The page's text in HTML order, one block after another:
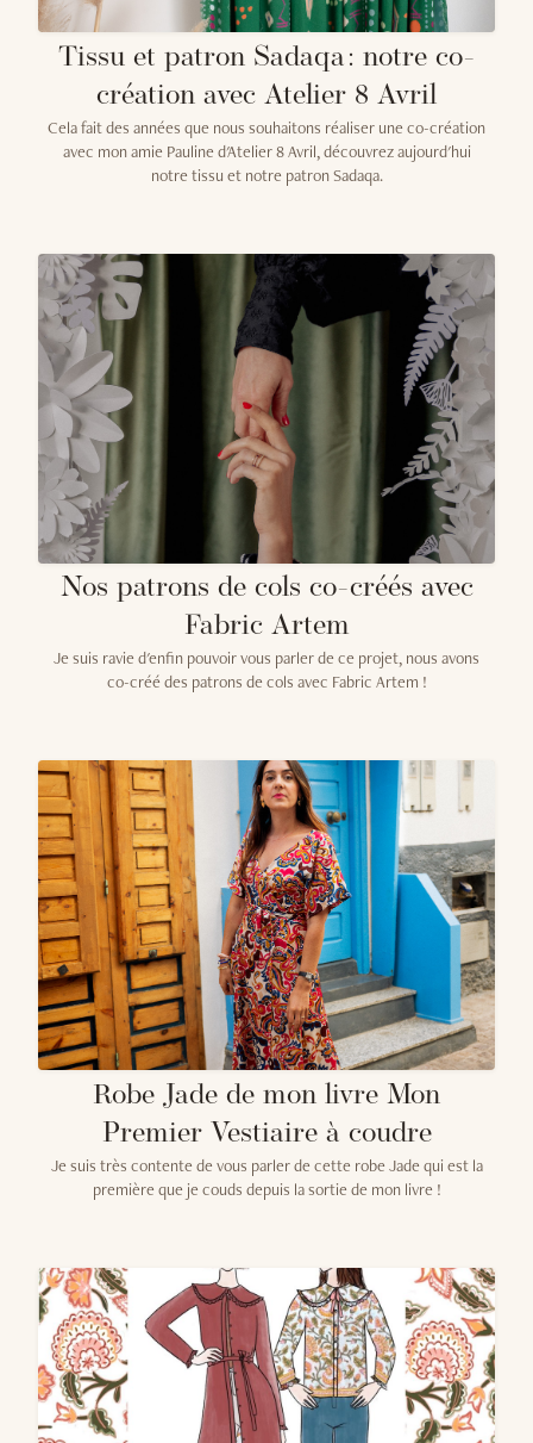
Tissu et patron Sadaqa : notre co-
création avec Atelier 8 Avril
Cela fait des années que nous souhaitons réaliser une co-création
avec mon amie Pauline d'Atelier 8 Avril, découvrez aujourd'hui
notre tissu et notre patron Sadaqa.
Nos patrons de cols co-créés avec
Fabric Artem
Je suis ravie d'enfin pouvoir vous parler de ce projet, nous avons
co-créé des patrons de cols avec Fabric Artem !
Robe Jade de mon livre Mon
Premier Vestiaire à coudre
Je suis très contente de vous parler de cette robe Jade qui est la
première que je couds depuis la sortie de mon livre !